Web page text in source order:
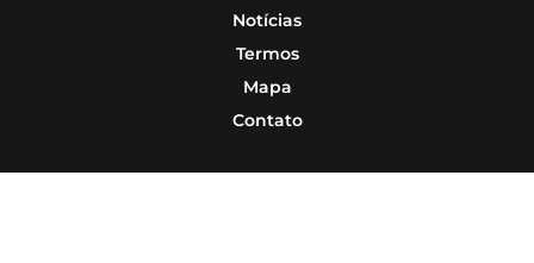
Notícias
Termos
Mapa
Contato